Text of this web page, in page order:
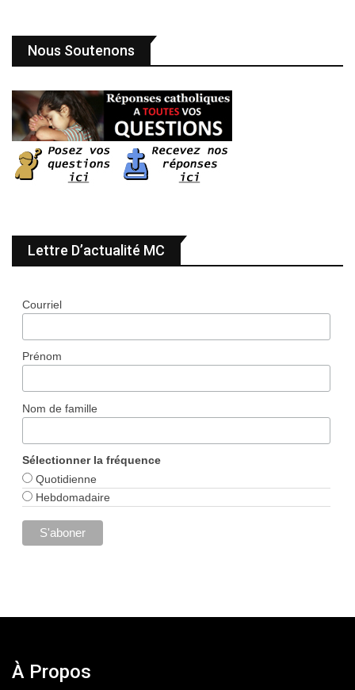
Nous Soutenons
Lettre D’actualité MC
Courriel
Prénom
Nom de famille
Sélectionner la fréquence
Quotidienne
Hebdomadaire
À Propos